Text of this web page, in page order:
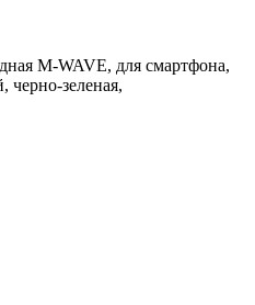
M-WAVE, для смартфона,
черно-зеленая,